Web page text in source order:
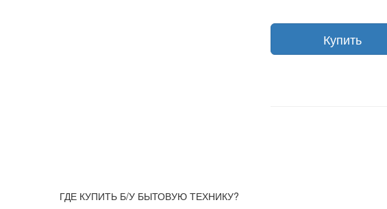
ГДЕ КУПИТЬ Б/У БЫТОВУЮ ТЕХНИКУ?